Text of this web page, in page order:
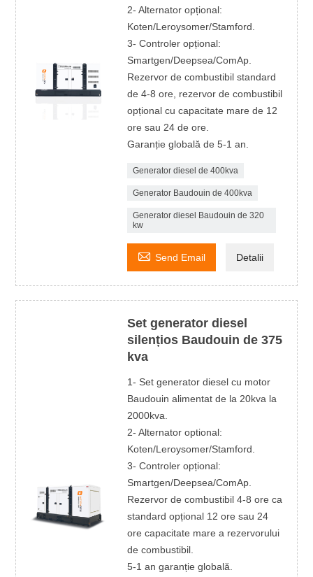
2- Alternator opțional:
Koten/Leroysomer/Stamford.
3- Controler opțional:
Smartgen/Deepsea/ComAp.
Rezervor de combustibil standard
de 4-8 ore, rezervor de combustibil
opțional cu capacitate mare de 12
ore sau 24 de ore.
Garanție globală de 5-1 an.
Generator diesel de 400kva
Generator Baudouin de 400kva
Generator diesel Baudouin de 320
kw
 Send Email Detalii
Set generator diesel
silențios Baudouin de 375
kva
1- Set generator diesel cu motor
Baudouin alimentat de la 20kva la
2000kva.
2- Alternator optional:
Koten/Leroysomer/Stamford.
3- Controler opțional:
Smartgen/Deepsea/ComAp.
Rezervor de combustibil 4-8 ore ca
standard opțional 12 ore sau 24
ore capacitate mare a rezervorului
de combustibil.
5-1 an garanție globală.